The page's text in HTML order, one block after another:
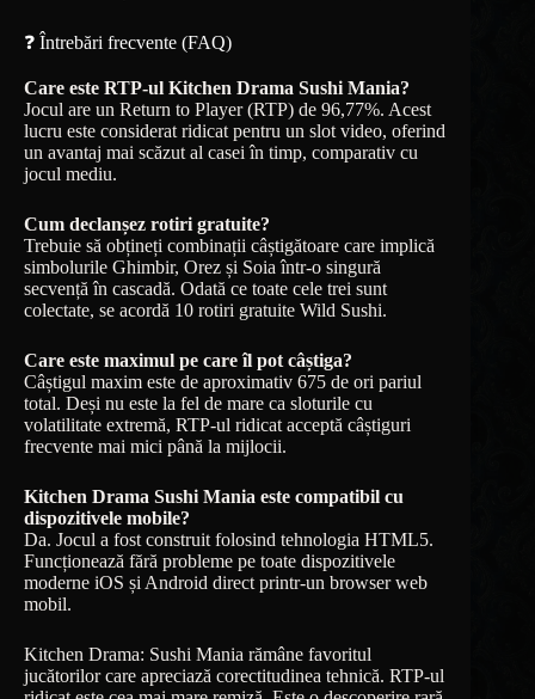
❓ Întrebări frecvente (FAQ)
Care este RTP-ul Kitchen Drama Sushi Mania?
Jocul are un Return to Player (RTP) de 96,77%. Acest
lucru este considerat ridicat pentru un slot video, oferind
un avantaj mai scăzut al casei în timp, comparativ cu
jocul mediu.
Cum declanșez rotiri gratuite?
Trebuie să obțineți combinații câștigătoare care implică
simbolurile Ghimbir, Orez și Soia într-o singură
secvență în cascadă. Odată ce toate cele trei sunt
colectate, se acordă 10 rotiri gratuite Wild Sushi.
Care este maximul pe care îl pot câștiga?
Câștigul maxim este de aproximativ 675 de ori pariul
total. Deși nu este la fel de mare ca sloturile cu
volatilitate extremă, RTP-ul ridicat acceptă câștiguri
frecvente mai mici până la mijlocii.
Kitchen Drama Sushi Mania este compatibil cu
dispozitivele mobile?
Da. Jocul a fost construit folosind tehnologia HTML5.
Funcționează fără probleme pe toate dispozitivele
moderne iOS și Android direct printr-un browser web
mobil.
Kitchen Drama: Sushi Mania rămâne favoritul
jucătorilor care apreciază corectitudinea tehnică. RTP-ul